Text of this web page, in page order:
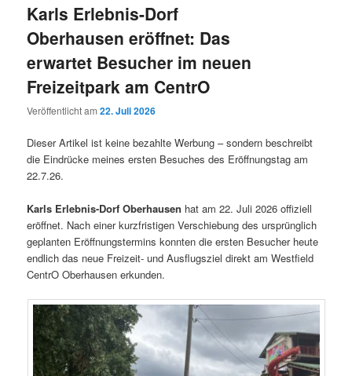
Karls Erlebnis-Dorf
Oberhausen eröffnet: Das
erwartet Besucher im neuen
Freizeitpark am CentrO
Veröffentlicht am22. Juli 2026
Dieser Artikel ist keine bezahlte Werbung – sondern beschreibt
die Eindrücke meines ersten Besuches des Eröffnungstag am
22.7.26.
Karls Erlebnis-Dorf Oberhausen hat am 22. Juli 2026 offiziell
eröffnet. Nach einer kurzfristigen Verschiebung des ursprünglich
geplanten Eröffnungstermins konnten die ersten Besucher heute
endlich das neue Freizeit- und Ausflugsziel direkt am Westfield
CentrO Oberhausen erkunden.